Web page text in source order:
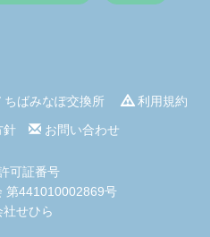
ちばみなぽ交換所
利用規約
針
お問い合わせ
可証番号
第441010002869号
せひら